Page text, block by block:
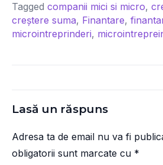
Tagged companii mici si micro,
creștere suma, Finantare,
microintreprinderi,
Lasă un răspuns
Adresa ta de email nu va fi
obligatorii sunt marcate cu *